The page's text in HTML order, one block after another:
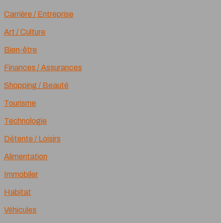
Carrière / Entreprise
Art / Culture
Bien-être
Finances / Assurances
Shopping / Beauté
Tourisme
Technologie
Détente / Loisirs
Alimentation
Immobiler
Habitat
Véhicules